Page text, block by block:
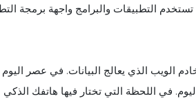
تستخدم التطبيقات والبرامج واجهة برمجة
الويب الذي يعالج البيانات. في عصر